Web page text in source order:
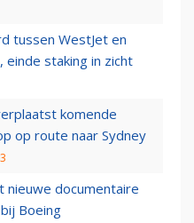
tussen WestJet en
einde staking in zicht
komende
op route naar Sydney
nieuwe documentaire
Boeing